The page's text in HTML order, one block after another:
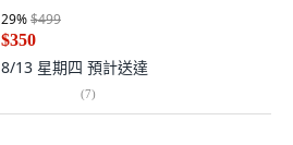
29%$499
$350
8/13 星期四 預計送達
(7)